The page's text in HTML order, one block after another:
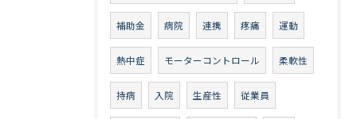
補助金 病院 連携 疼痛 運動
熱中症 モーターコントロール 柔軟性
持病 入院 生産性 従業員